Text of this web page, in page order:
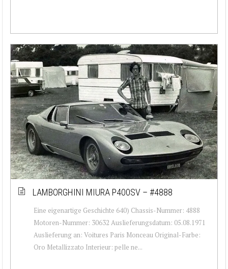
LAMBORGHINI MIURA P400SV – #4888
Eine eigenartige Geschichte 640) Chassis-Nummer: 4888
Motoren-Nummer: 30632 Auslieferungsdatum: 05.08.1971
Auslieferung an: Voitures Paris Monceau Original-Farbe:
Oro Metallizzato Interieur: pelle ne...